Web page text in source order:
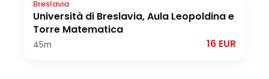
Breslavia
Università di Breslavia, Aula Leopoldina e
Torre Matematica
45m 16 EUR